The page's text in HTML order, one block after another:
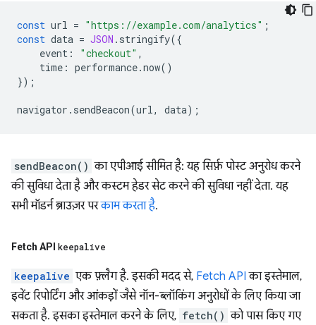
const url = "https://example.com/analytics" ;
const data = JSON . stringify({
event : "checkout" ,
time : performance.now()
});
navigator . sendBeacon(url , data);
sendBeacon() का एपीआई सीमित है: यह सिर्फ़ पोस्ट अनुरोध करने
की सुविधा देता है और कस्टम हेडर सेट करने की सुविधा नहीं देता. यह
सभी मॉडर्न ब्राउज़र परकाम करता है.
Fetch API keepalive
keepalive एक फ़्लैग है. इसकी मदद से, Fetch API का इस्तेमाल,
इवेंट रिपोर्टिंग और आंकड़ों जैसे नॉन-ब्लॉकिंग अनुरोधों के लिए किया जा
सकता है. इसका इस्तेमाल करने के लिए, fetch() को पास किए गए